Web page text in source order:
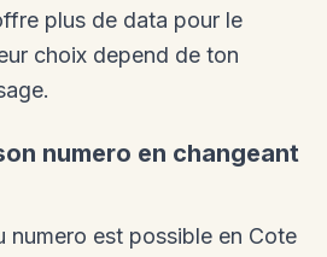
plus de data pour le
choix depend de ton
numero en changeant
numero est possible en Cote